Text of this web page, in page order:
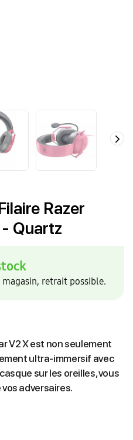
Razer
Quartz
retrait possible.
V2 X est non seulement
ultra-immersif avec
sur les oreilles, vous
adversaires.